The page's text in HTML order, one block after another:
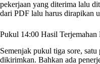
pekerjaan yang diterima lalu
dari PDF lalu harus dirapikan
Pukul 14:00 Hasil
Semenjak pukul tiga sore, satu
dikirimkan. Bahkan ada